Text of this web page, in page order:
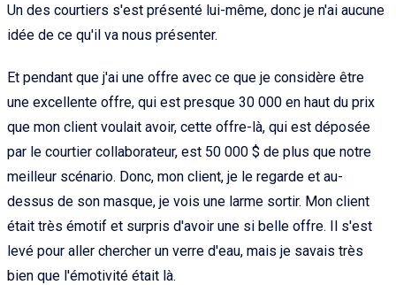
Un des courtiers s'est présenté lui-même, donc je n'ai aucune
idée de ce qu'il va nous présenter.
Et pendant que j'ai une offre avec ce que je considère être
une excellente offre, qui est presque 30 000 en haut du prix
que mon client voulait avoir, cette offre-là, qui est déposée
par le courtier collaborateur, est 50 000 $ de plus que notre
meilleur scénario. Donc, mon client, je le regarde et au-
dessus de son masque, je vois une larme sortir. Mon client
était très émotif et surpris d'avoir une si belle offre. Il s'est
levé pour aller chercher un verre d'eau, mais je savais très
bien que l'émotivité était là.